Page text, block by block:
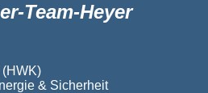
Team-Heyer
& Sicherheit